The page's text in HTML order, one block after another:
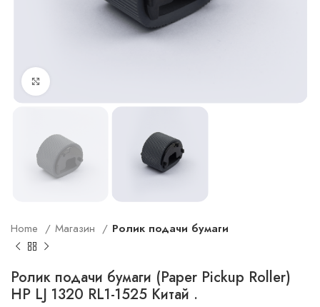
Home Магазин Ролик подачи бумаги
Ролик подачи бумаги (Paper Pickup Roller)
HP LJ 1320 RL1-1525 Китай .